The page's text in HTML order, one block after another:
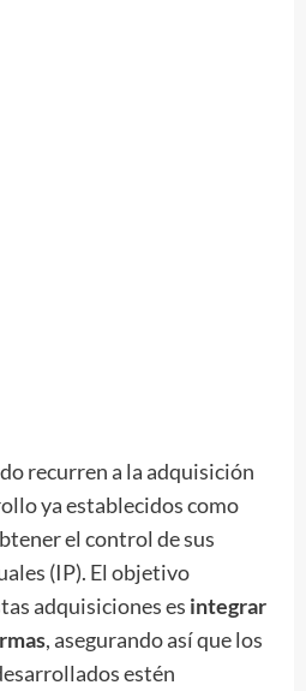
recurren a la adquisición
ya establecidos como
el control de sus
(IP). El objetivo
adquisiciones es integrar
, asegurando así que los
estén